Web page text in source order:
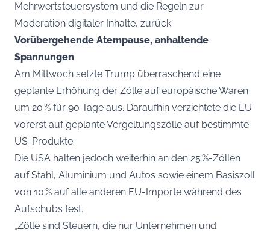
Mehrwertsteuersystem und die Regeln zur
Moderation digitaler Inhalte, zurück.
Vorübergehende Atempause, anhaltende
Spannungen
Am Mittwoch setzte Trump überraschend eine
geplante Erhöhung der Zölle auf europäische Waren
um 20 % für 90 Tage aus. Daraufhin verzichtete die EU
vorerst auf geplante Vergeltungszölle auf bestimmte
US-Produkte.
Die USA halten jedoch weiterhin an den 25 %-Zöllen
auf Stahl, Aluminium und Autos sowie einem Basiszoll
von 10 % auf alle anderen EU-Importe während des
Aufschubs fest.
„Zölle sind Steuern, die nur Unternehmen und